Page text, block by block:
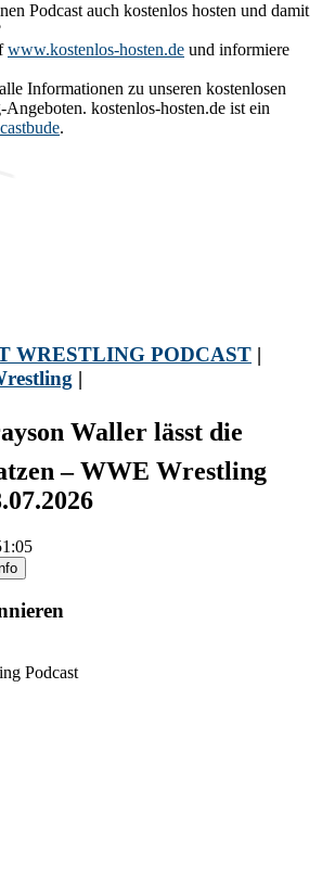
Podcast auch kostenlos hosten und damit
www.kostenlos-hosten.de und informiere
Informationen zu unseren kostenlosen
kostenlos-hosten.de ist ein
.
WRESTLING PODCAST |
|
Waller lässt die
– WWE Wrestling
Podcast